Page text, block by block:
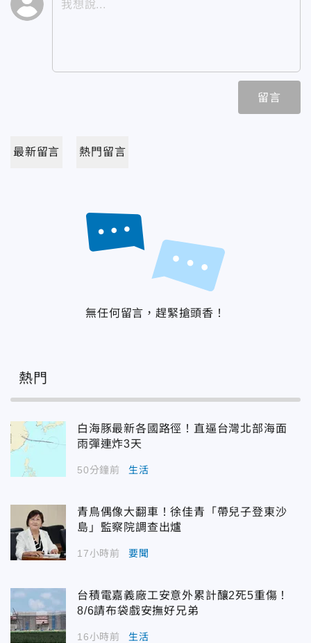
留言
最新留言 熱門留言
無任何留言，趕緊搶頭香！
熱門
白海豚最新各國路徑！直逼台灣北部海面
雨彈連炸3天
50分鐘前 生活
青鳥偶像大翻車！徐佳青「帶兒子登東沙
島」監察院調查出爐
17小時前 要聞
台積電嘉義廠工安意外累計釀2死5重傷！
8/6請布袋戲安撫好兄弟
16小時前 生活